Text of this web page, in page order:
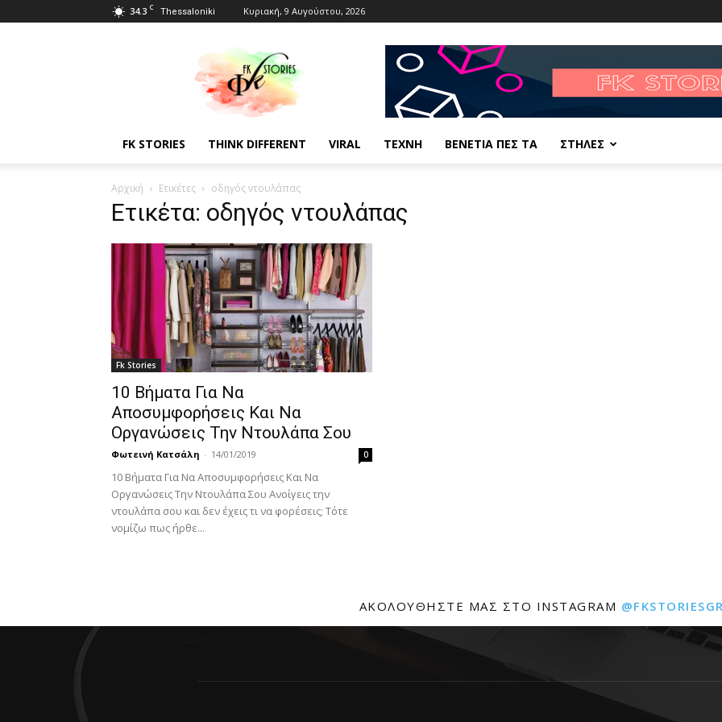
34.3 C Thessaloniki Κυριακή, 9 Αυγούστου, 2026
Fkstories
FK STORIES THINK DIFFERENT VIRAL ΤΕΧΝΗ ΒΕΝΕΤΙΑ ΠΕΣ ΤΑ ΣΤΗΛΕΣ
Αρχική Ετικέτες οδηγός ντουλάπας
Ετικέτα: οδηγός ντουλάπας
Fk Stories
10 Βήματα Για Να
Αποσυμφορήσεις Και Να
Οργανώσεις Την Ντουλάπα Σου
Φωτεινή Κατσάλη - 14/01/2019 0
10 Βήματα Για Να Αποσυμφορήσεις Και Να
Οργανώσεις Την Ντουλάπα Σου Ανοίγεις την
ντουλάπα σου και δεν έχεις τι να φορέσεις; Τότε
νομίζω πως ήρθε...
ΑΚΟΛΟΥΘΉΣΤΕ ΜΑΣ ΣΤΟ INSTAGRAM